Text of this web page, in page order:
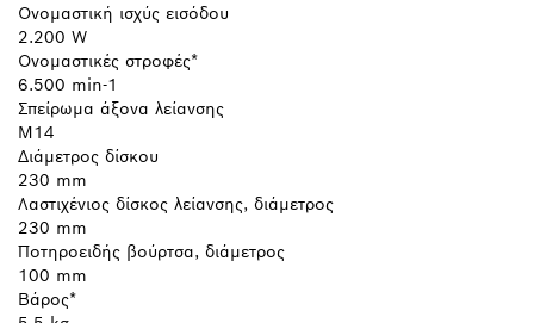
Ονομαστική ισχύς εισόδου
2.200 W
Ονομαστικές στροφές*
6.500 min-1
Σπείρωμα άξονα λείανσης
M14
Διάμετρος δίσκου
230 mm
Λαστιχένιος δίσκος λείανσης, διάμετρος
230 mm
Ποτηροειδής βούρτσα, διάμετρος
100 mm
Βάρος*